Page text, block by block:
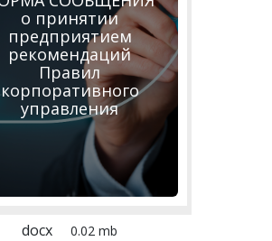
о принятии
предприятием
рекомендаций
Правил
корпоративного
управления
docx 0.02 mb